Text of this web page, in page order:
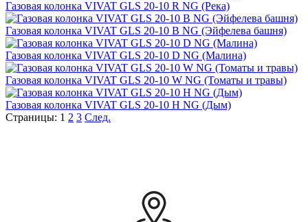
Газовая колонка VIVAT GLS 20-10 R NG (Река)
Газовая колонка VIVAT GLS 20-10 B NG (Эйфелева башня)
Газовая колонка VIVAT GLS 20-10 D NG (Малина)
Газовая колонка VIVAT GLS 20-10 W NG (Томаты и травы)
Газовая колонка VIVAT GLS 20-10 H NG (Дым)
Страницы: 1 2 3 След.